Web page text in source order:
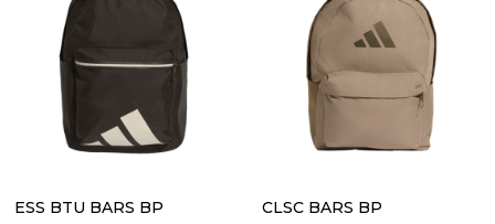
ESS BTU BARS BP CLSC BARS BP